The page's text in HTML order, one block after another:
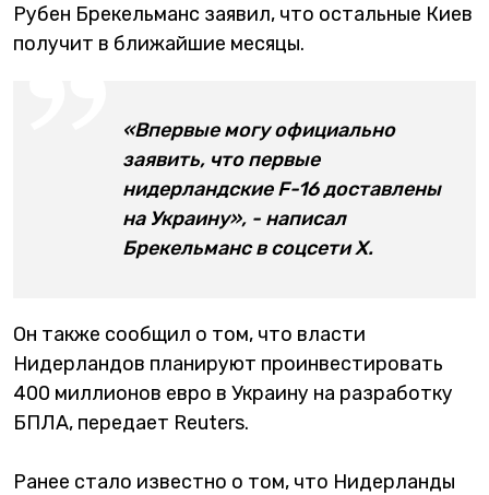
Рубен Брекельманс заявил, что остальные Киев
получит в ближайшие месяцы.
«Впервые могу официально
заявить, что первые
нидерландские F-16 доставлены
на Украину», - написал
Брекельманс в соцсети Х.
Он также сообщил о том, что власти
Нидерландов планируют проинвестировать
400 миллионов евро в Украину на разработку
БПЛА, передает Reuters.
Ранее стало известно о том, что Нидерланды